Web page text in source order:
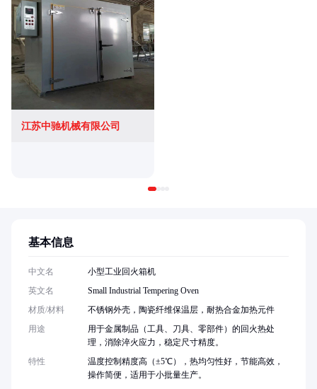
江苏中驰机械有限公司
基本信息
中文名
小型工业回火箱机
英文名
Small Industrial Tempering Oven
材质/材料
不锈钢外壳，陶瓷纤维保温层，耐热合金加热元件
用途
用于金属制品（工具、刀具、零部件）的回火热处
理，消除淬火应力，稳定尺寸精度。
特性
温度控制精度高（±5℃），热均匀性好，节能高效，
操作简便，适用于小批量生产。